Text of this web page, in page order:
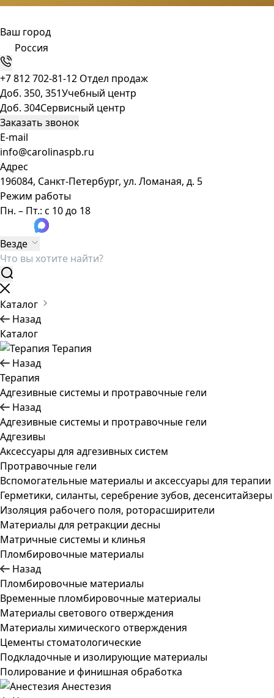
Ваш город
Россия
+7 812 702-81-12 Отдел продаж
Доб. 350, 351Учебный центр
Доб. 304Сервисный центр
Заказать звонок
E-mail
info@carolinaspb.ru
Адрес
196084, Санкт-Петербург, ул. Ломаная, д. 5
Режим работы
Пн. – Пт.: с 10 до 18
Везде
Каталог
Назад
Каталог
Терапия
Назад
Терапия
Адгезивные системы и протравочные гели
Назад
Адгезивные системы и протравочные гели
Адгезивы
Аксессуары для адгезивных систем
Протравочные гели
Вспомогательные материалы и аксессуары для терапии
Герметики, силанты, серебрение зубов, десенситайзеры
Изоляция рабочего поля, роторасширители
Материалы для ретракции десны
Матричные системы и клинья
Пломбировочные материалы
Назад
Пломбировочные материалы
Временные пломбировочные материалы
Материалы светового отверждения
Материалы химического отверждения
Цементы стоматологические
Подкладочные и изолирующие материалы
Полирование и финишная обработка
Анестезия